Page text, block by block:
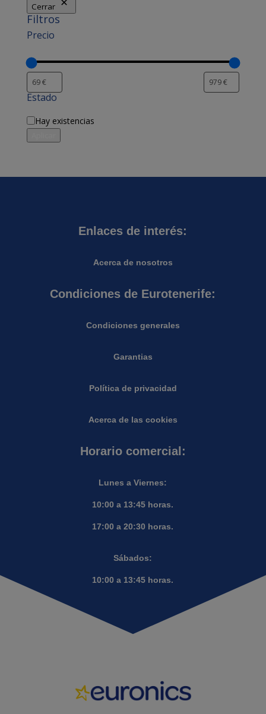
Cerrar
Filtros
Precio
Estado
Disponibilidad
Hay existencias
Enlaces de interés:
Acerca de nosotros
Condiciones de Eurotenerife:
Condiciones generales
Garantias
Política de privacidad
Acerca de las cookies
Horario comercial:
Lunes a Viernes:
10:00 a 13:45 horas.
17:00 a 20:30 horas.
Sábados:
10:00 a 13:45 horas.